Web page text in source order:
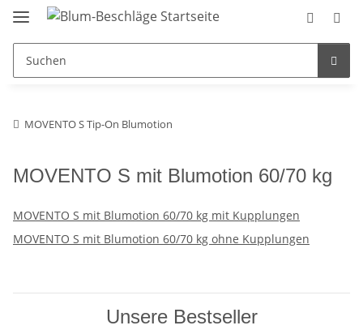
MOVENTO S Tip-On Blumotion
MOVENTO S mit Blumotion 60/70 kg
MOVENTO S mit Blumotion 60/70 kg mit Kupplungen
MOVENTO S mit Blumotion 60/70 kg ohne Kupplungen
Unsere Bestseller